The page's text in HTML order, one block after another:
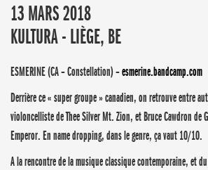
13 MARS 2018
KULTURA - LIÈGE, BE
ESMERINE (CA – Constellation) –esmerine.bandcamp.com
Derrière ce « super groupe » canadien, on retrouve entre
violoncelliste de Thee Silver Mt. Zion, et Bruce Cawdron de
Emperor. En name dropping, dans le genre, ça vaut 10/10.
A la rencontre de la musique classique contemporaine, et